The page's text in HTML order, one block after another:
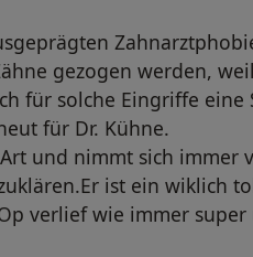
gezogen werden,
für solche Eingriffe eine
für Dr. Kühne.
und nimmt sich immer
ist ein wiklich
verlief wie immer